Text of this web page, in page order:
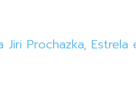
Jiri Prochazka,